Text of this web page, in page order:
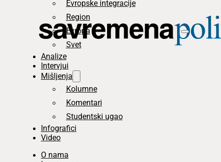
Evropske integracije
Region
Evropa
Svet
Analize
Intervjui
Mišljenja
Kolumne
Komentari
Studentski ugao
Infografici
Video
O nama